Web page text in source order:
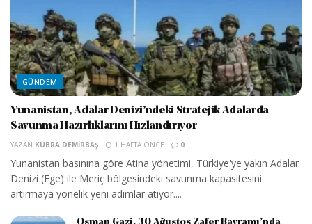
GÜNDEM
Yunanistan, Adalar Denizi’ndeki Stratejik Adalarda
Savunma Hazırlıklarını Hızlandırıyor
YAZAN KÜBRA DEMIRBAŞ 1 HAFTA ÖNCE 0
Yunanistan basınına göre Atina yönetimi, Türkiye'ye yakın Adalar
Denizi (Ege) ile Meriç bölgesindeki savunma kapasitesini
artırmaya yönelik yeni adımlar atıyor....